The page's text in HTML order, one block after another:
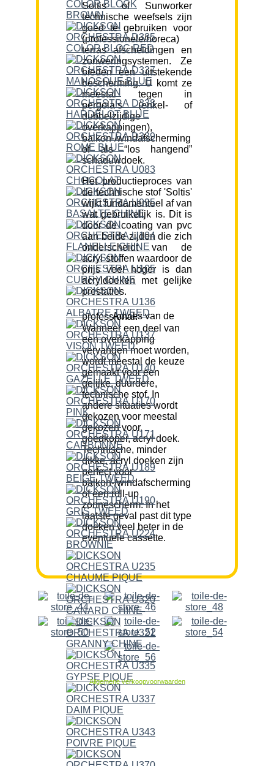
Soltis of Sunworker
technische weefsels zijn
goed te gebruiken voor
(professionele/horeca)
terras afscheidingen en
zonweringsystemen. Ze
bieden een uitstekende
bescherming. U komt ze
meestal tegen in
pergola’s (enkel- of
dubbelzijdige
overkappingen),
balkon-/windafscherming
of als “los hangend”
schaduwdoek.
Het productieproces van
de technische stof 'Soltis'
wijkt fundamenteel af van
wat gebruikelijk is. Dit is
door de coating van pvc
aan beide zijden die zich
onderscheidt van de
acryl stoffen waardoor de
prijs veel hoger is dan
acryldoeken met gelijke
prestaties.
Advies van de professional:
Wanneer een deel van
een overkapping
vervangen moet worden,
wordt meestal de keuze
gemaakt voor een
gelijke, duurdere,
technische stof. In
andere situaties wordt
gekozen voor meestal
gekozen voor,
goedkoper, acryl doek.
Technische, minder
dikke, acryl doeken zijn
perfect voor
balkon-/windafscherming
of een roll-up
zonnescherm. In het
laatste geval past dit type
doeken veel beter in de
eventuele cassette.
Allgemene verkoopvoorwaarden